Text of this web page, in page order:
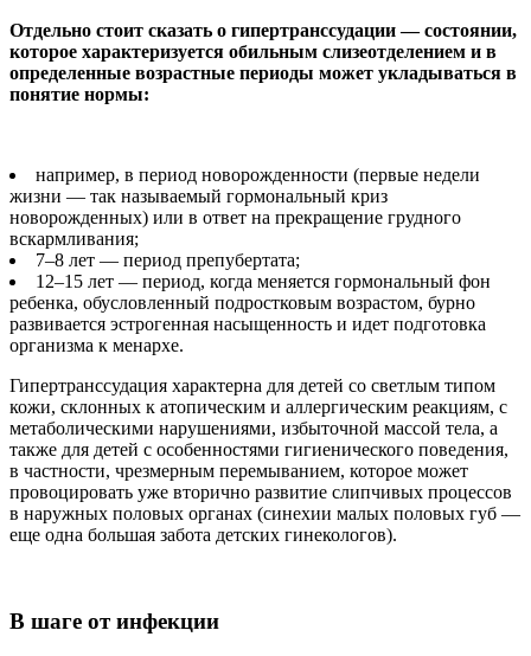
Отдельно стоит сказать о гипертранссудации — состоянии,
которое характеризуется обильным слизеотделением и в
определенные возрастные периоды может укладываться в
понятие нормы:
например, в период новорожденности (первые недели
жизни — так называемый гормональный криз
новорожденных) или в ответ на прекращение грудного
вскармливания;
7–8 лет — период препубертата;
12–15 лет — период, когда меняется гормональный фон
ребенка, обусловленный подростковым возрастом, бурно
развивается эстрогенная насыщенность и идет подготовка
организма к менархе.
Гипертранссудация характерна для детей со светлым типом
кожи, склонных к атопическим и аллергическим реакциям, с
метаболическими нарушениями, избыточной массой тела, а
также для детей с особенностями гигиенического поведения,
в частности, чрезмерным перемыванием, которое может
провоцировать уже вторично развитие слипчивых процессов
в наружных половых органах (синехии малых половых губ —
еще одна большая забота детских гинекологов).
В шаге от инфекции